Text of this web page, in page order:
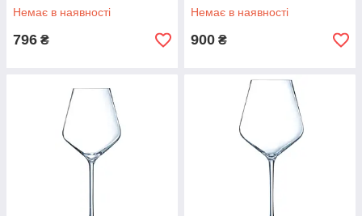
Немає в наявності
796 ₴
Немає в наявності
900 ₴